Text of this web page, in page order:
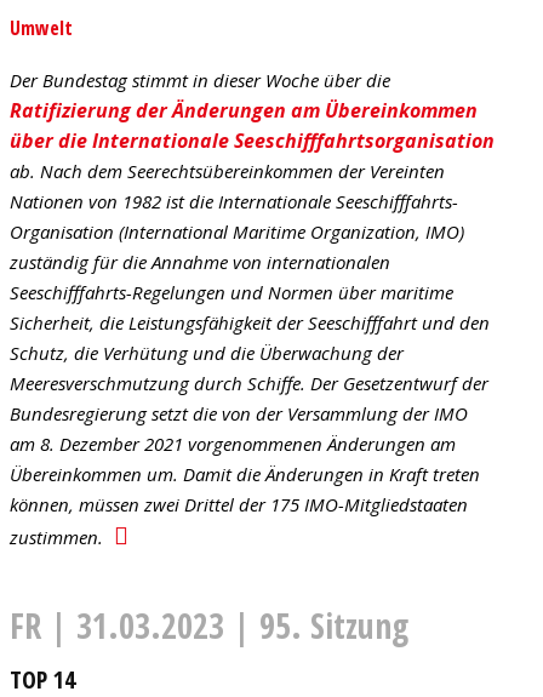
Umwelt
Der Bundestag stimmt in dieser Woche über die
Ratifizierung der Änderungen am Übereinkommen
über die Internationale Seeschifffahrtsorganisation
ab. Nach dem Seerechtsübereinkommen der Vereinten
Nationen von 1982 ist die Internationale Seeschifffahrts-
Organisation (International Maritime Organization, IMO)
zuständig für die Annahme von internationalen
Seeschifffahrts-Regelungen und Normen über maritime
Sicherheit, die Leistungsfähigkeit der Seeschifffahrt und den
Schutz, die Verhütung und die Überwachung der
Meeresverschmutzung durch Schiffe. Der Gesetzentwurf der
Bundesregierung setzt die von der Versammlung der IMO
am 8. Dezember 2021 vorgenommenen Änderungen am
Übereinkommen um. Damit die Änderungen in Kraft treten
können, müssen zwei Drittel der 175 IMO-Mitgliedstaaten
zustimmen.
FR | 31.03.2023 | 95. Sitzung
TOP 14